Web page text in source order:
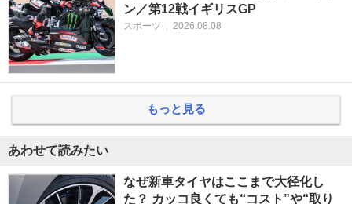
ン／第12戦イギリスGP
スポーツ 2026.08.08
もっと見る
あわせて読みたい
なぜ新車タイヤはここまで大径化し
た？ カッコ良くても“コスト”や“取り